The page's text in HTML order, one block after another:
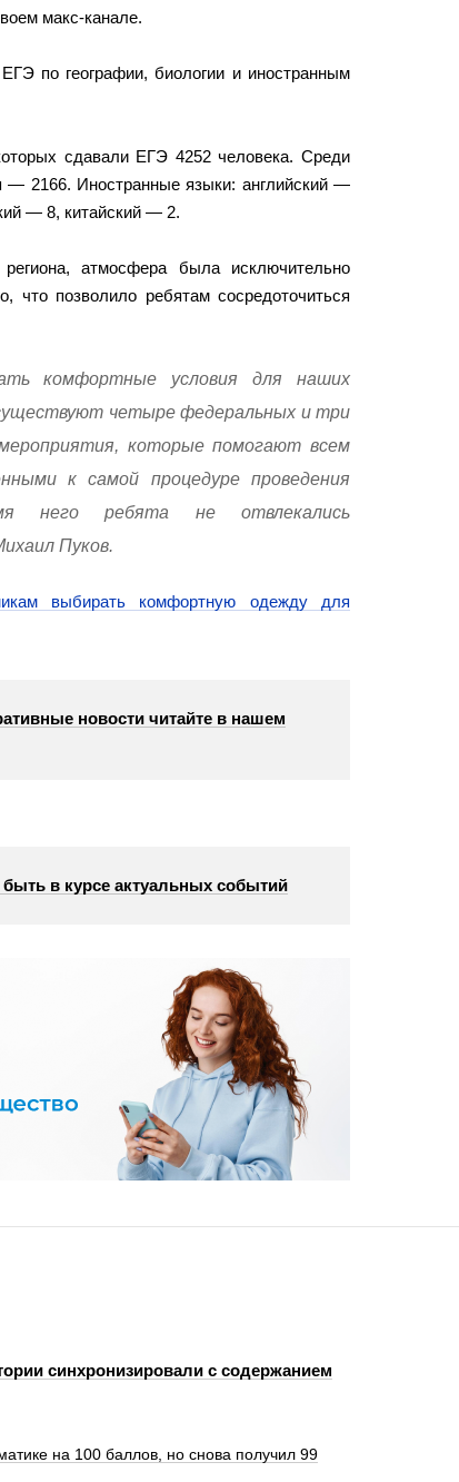
макс-канале.
по географии, биологии и иностранным
сдавали ЕГЭ 4252 человека. Среди
— 2166. Иностранные языки: английский —
— 8, китайский — 2.
атмосфера была исключительно
позволило ребятам сосредоточиться
комфортные условия для наших
четыре федеральных и три
которые помогают всем
к самой процедуре проведения
него ребята не отвлекались
Пуков.
выбирать комфортную одежду для
новости читайте в нашем
в курсе актуальных событий
синхронизировали с содержанием
на 100 баллов, но снова получил 99